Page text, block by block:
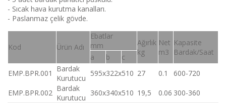
- Sıcak hava kurutma kanalları.
- Paslanmaz çelik gövde.
Kod Ürün Adı
Ebatlar
mm
Ağırlık
kg
Net
m3
Kapasite
Bardak/Saat
a b
c
EMP.BPR.001
Bardak
Kurutucu
595x322x510 27 0.1 600-720
EMP.BPR.002 Bardak
Kurutucu
360x340x510 19,5 0.06 300-360